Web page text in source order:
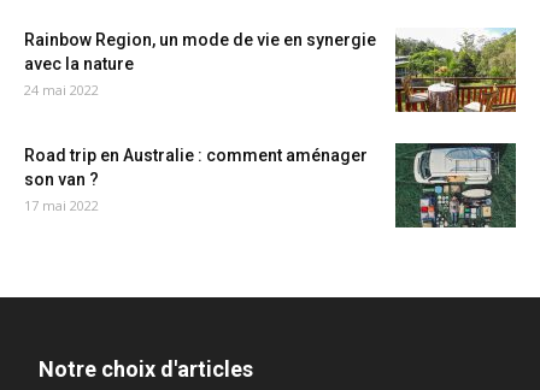
Rainbow Region, un mode de vie en synergie
avec la nature
24 mai 2022
Road trip en Australie : comment aménager
son van ?
17 mai 2022
Notre choix d'articles